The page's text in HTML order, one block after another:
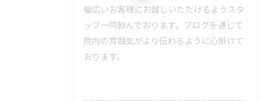
幅広いお客様にお越しいただけるようスタ
ッフ一同励んでおります。ブログを通じて
院内の雰囲気がより伝わるように心掛けて
おります。